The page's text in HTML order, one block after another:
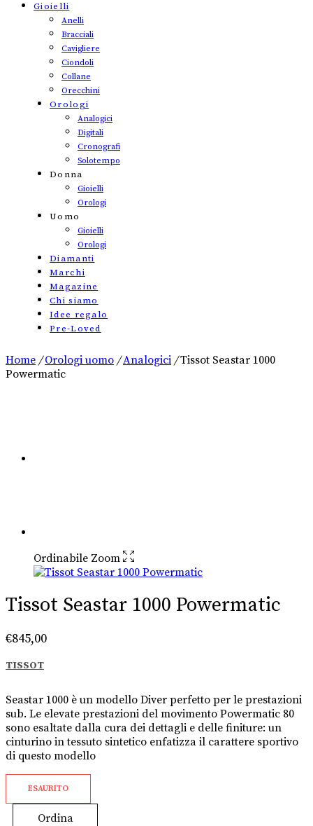
Gioielli
Anelli
Bracciali
Cavigliere
Ciondoli
Collane
Orecchini
Orologi
Analogici
Digitali
Cronografi
Solotempo
Donna
Gioielli
Orologi
Uomo
Gioielli
Orologi
Diamanti
Marchi
Magazine
Chi siamo
Idee regalo
Pre-Loved
Home / Orologi uomo / Analogici /Tissot Seastar 1000
Powermatic
Ordinabile Zoom
Tissot Seastar 1000 Powermatic
€845,00
TISSOT
Seastar 1000 è un modello Diver perfetto per le prestazioni
sub. Le elevate prestazioni del movimento Powermatic 80
sono esaltate dalla cura dei dettagli e delle finiture: un
cinturino in tessuto sintetico enfatizza il carattere sportivo
di questo modello
ESAURITO
Ordina